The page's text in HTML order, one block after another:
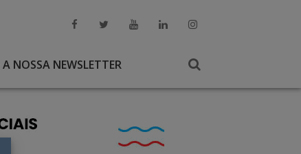
A NOSSA NEWSLETTER